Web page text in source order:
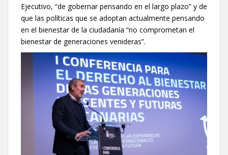
Ejecutivo, “de gobernar pensando en el largo plazo” y de
que las políticas que se adoptan actualmente pensando
en el bienestar de la ciudadanía “no comprometan el
bienestar de generaciones venideras”.